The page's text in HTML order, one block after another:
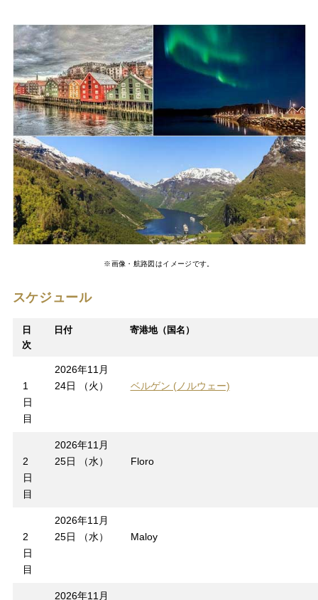
※画像・航路図はイメージです。
スケジュール
日
次
日付 寄港地（国名）
1
日
目
2026年11月
24日 （火）
ベルゲン (ノルウェー)
2
日
目
2026年11月
25日 （水）
Floro
2
日
目
2026年11月
25日 （水）
Maloy
2026年11月